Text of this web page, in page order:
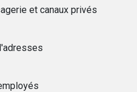
et canaux privés